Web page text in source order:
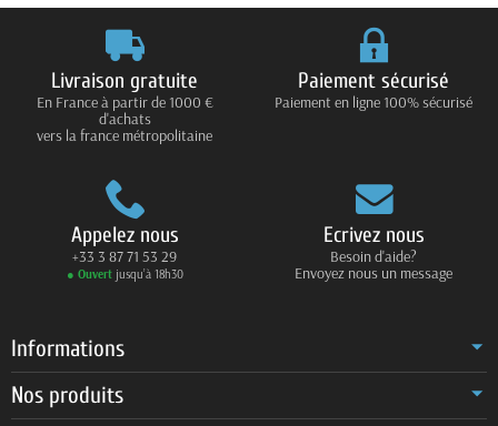
Livraison gratuite
En France à partir de 1000 €
d'achats
vers la france métropolitaine
Paiement sécurisé
Paiement en ligne 100% sécurisé
Appelez nous
+33 3 87 71 53 29
● Ouvertjusqu’à 18h30
Ecrivez nous
Besoin d'aide?
Envoyez nous un message
Informations
Nos produits